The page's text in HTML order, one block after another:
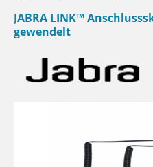
JABRA LINK™
gewendelt